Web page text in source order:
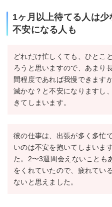
1ヶ月以上待てる人は
不安になる人も
どれだけ忙しくても、ひとこ
ろうと思いますので、あまり
間程度であれば我慢できます
滅かな？と不安になりますし
きてしまいます。
彼の仕事は、出張が多く多忙
いのは不安を抱いてしまいま
た。2〜3週間会えないことも
をくれていたので、疲れてい
ないと思えました。